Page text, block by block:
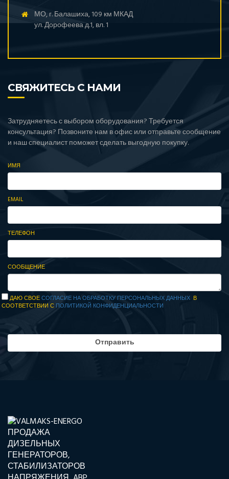
МО, г. Балашиха, 109 км МКАД
ул. Дорофеева д.1, вл. 1
СВЯЖИТЕСЬ С НАМИ
Затрудняетесь с выбором оборудования? Требуется
консультация? Позвоните нам в офис или отправьте сообщение
и наш специалист поможет сделать выгодную покупку.
ИМЯ
EMAIL
ТЕЛЕФОН
СООБЩЕНИЕ
ДАЮ СВОЕСОГЛАСИЕ НА ОБРАБОТКУ ПЕРСОНАЛЬНЫХ ДАННЫХ В
СООТВЕТСТВИИ С ПОЛИТИКОЙ КОНФИДЕНЦИАЛЬНОСТИ